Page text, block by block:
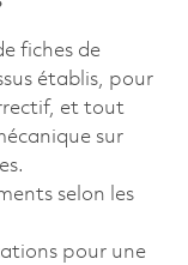
fiches de
établis, pour
et tout
sur
selon les
pour une